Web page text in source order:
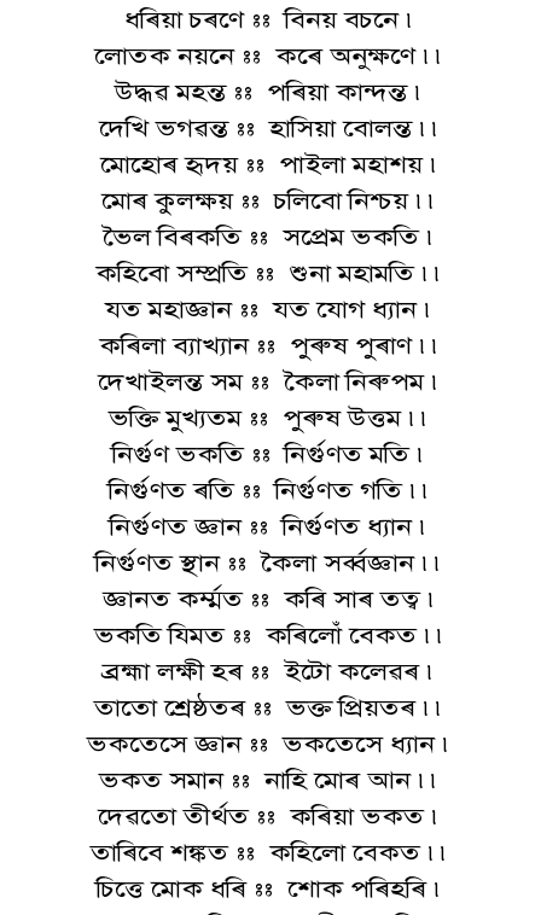
ধৰিয়া চৰণে :: বিনয় বচনে ৷
লোতক নয়নে :: কৰে অনুক্ষণে ৷৷
উদ্ধৱ মহন্ত :: পৰিয়া কান্দন্ত ৷
দেখি ভগৱন্ত :: হাসিয়া বোলন্ত ৷৷
মোহোৰ হৃদয় :: পাইলা মহাশয় ৷
মোৰ কুলক্ষয় :: চলিবো নিশ্চয় ৷৷
ভৈল বিৰকতি :: সপ্ৰেম ভকতি ৷
কহিবো সম্প্ৰতি :: শুনা মহামতি ৷৷
যত মহাজ্ঞান :: যত যোগ ধ্যান ৷
কৰিলা ব্যাখ্যান :: পুৰুষ পুৰাণ ৷৷
দেখাইলন্ত সম :: কৈলা নিৰুপম ৷
ভক্তি মুখ্যতম :: পুৰুষ উত্তম ৷৷
নিৰ্গুণ ভকতি :: নিৰ্গুণত মতি ৷
নিৰ্গুণত ৰতি :: নিৰ্গুণত গতি ৷৷
নিৰ্গুণত জ্ঞান :: নিৰ্গুণত ধ্যান ৷
নিৰ্গুণত স্থান :: কৈলা সৰ্ব্বজ্ঞান ৷৷
জ্ঞানত কৰ্ম্মত :: কৰি সাৰ তত্ব ৷
ভকতি যিমত :: কৰিলোঁ বেকত ৷৷
ব্ৰহ্মা লক্ষী হৰ :: ইটো কলেৱৰ ৷
তাতো শ্ৰেষ্ঠতৰ :: ভক্ত প্ৰিয়তৰ ৷৷
ভকতেসে জ্ঞান :: ভকতেসে ধ্যান ৷
ভকত সমান :: নাহি মোৰ আন ৷৷
দেৱতো তীৰ্থত :: কৰিয়া ভকত ৷
তাৰিবে শঙ্কত :: কহিলো বেকত ৷৷
চিত্তে মোক ধৰি :: শোক পৰিহৰি ৷